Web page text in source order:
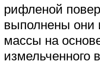
рифленой
выполнены они
массы на
измельченного